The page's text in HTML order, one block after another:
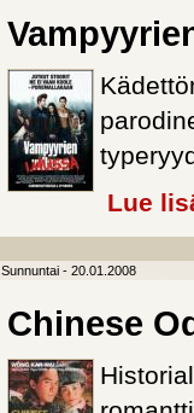
Lue
Sunnuntai - 20.01.2008
Chinese